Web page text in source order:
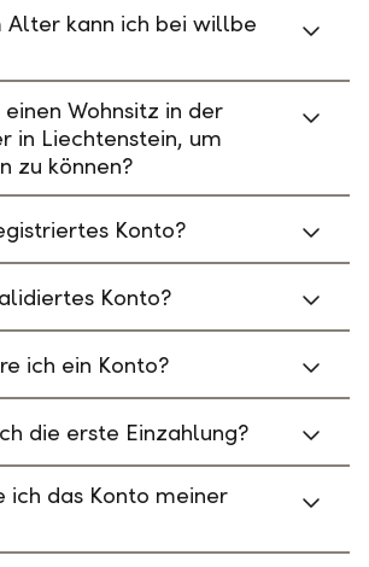
Alter kann ich bei willbe
Wohnsitz in der
in Liechtenstein, um
zu können?
Konto?
Konto?
ich ein Konto?
die erste Einzahlung?
ich das Konto meiner